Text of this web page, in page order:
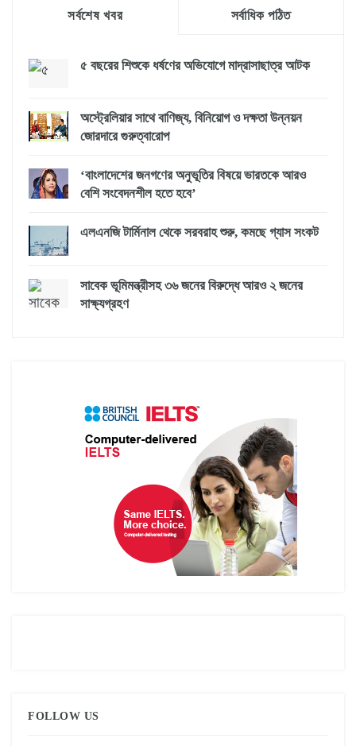
সর্বশেষ খবর সর্বাধিক পঠিত
৫ বছরের শিশুকে ধর্ষণের অভিযোগে মাদ্রাসাছাত্র আটক
অস্ট্রেলিয়ার সাথে বাণিজ্য, বিনিয়োগ ও দক্ষতা উন্নয়ন
জোরদারে গুরুত্বারোপ
‘বাংলাদেশের জনগণের অনুভূতির বিষয়ে ভারতকে আরও
বেশি সংবেদনশীল হতে হবে’
এলএনজি টার্মিনাল থেকে সরবরাহ শুরু, কমছে গ্যাস সংকট
সাবেক ভূমিমন্ত্রীসহ ৩৬ জনের বিরুদ্ধে আরও ২ জনের
সাক্ষ্যগ্রহণ
FOLLOW US